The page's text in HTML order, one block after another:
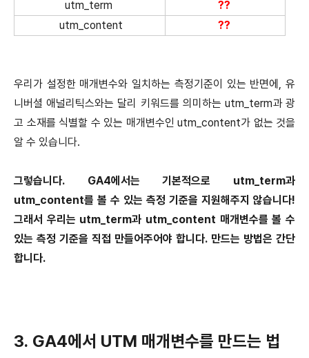
utm_term
??
utm_content
??
우리가 설정한 매개변수와 일치하는 측정기준이 있는 반면에, 유
니버셜 애널리틱스와는 달리 키워드를 의미하는 utm_term과 광
고 소재를 식별할 수 있는 매개변수인 utm_content가 없는 것을
알 수 있습니다.
그렇습니다. GA4에서는 기본적으로 utm_term과
utm_content를 볼 수 있는 측정 기준을 지원해주지 않습니다!
그래서 우리는 utm_term과 utm_content 매개변수를 볼 수
있는 측정 기준을 직접 만들어주어야 합니다. 만드는 방법은 간단
합니다.
3. GA4에서 UTM 매개변수를 만드는 법